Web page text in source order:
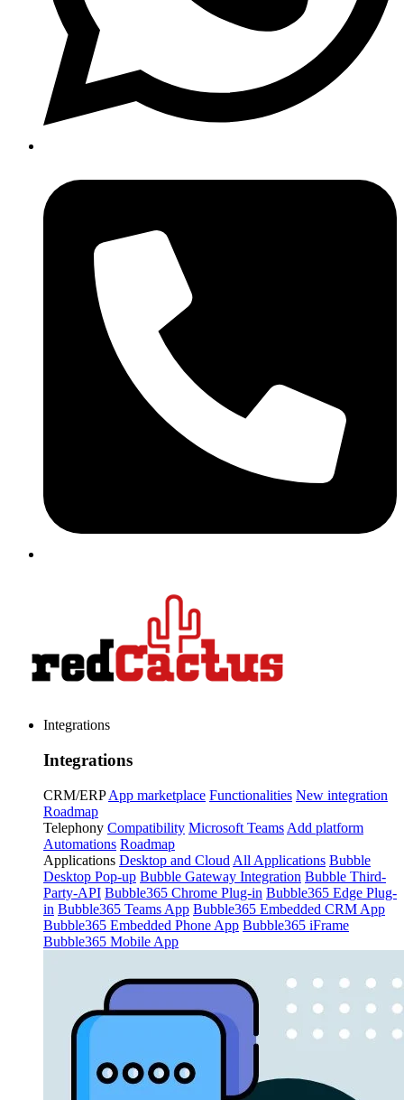
Integrations
Integrations
CRM/ERP App marketplace Functionalities New integration
Roadmap
Telephony Compatibility Microsoft Teams Add platform
Automations Roadmap
Applications Desktop and Cloud All Applications Bubble
Desktop Pop-up Bubble Gateway Integration Bubble Third-
Party-API Bubble365 Chrome Plug-in Bubble365 Edge Plug-
in Bubble365 Teams App Bubble365 Embedded CRM App
Bubble365 Embedded Phone App Bubble365 iFrame
Bubble365 Mobile App